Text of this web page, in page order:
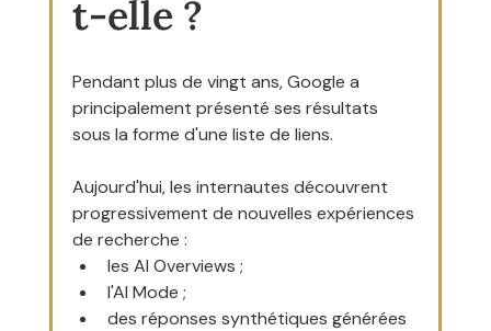
t-elle ?
Pendant plus de vingt ans, Google a
principalement présenté ses résultats
sous la forme d'une liste de liens.
Aujourd'hui, les internautes découvrent
progressivement de nouvelles expériences
de recherche :
les AI Overviews ;
l'AI Mode ;
des réponses synthétiques générées